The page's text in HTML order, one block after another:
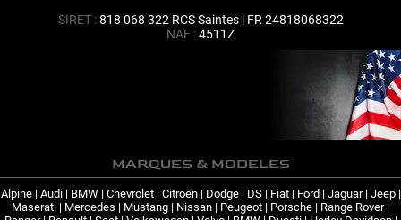
SIRET :818 068 322 RCS Saintes | FR 24818068322
NAF :4511Z
MARQUES & MODELES
Alpine| Audi| BMW| Chevrolet| Citroën| Dodge| DS| Fiat| Ford | Jaguar| Jeep|
Maserati | Mercedes | Mustang | Nissan | Peugeot | Porsche | Range Rover|